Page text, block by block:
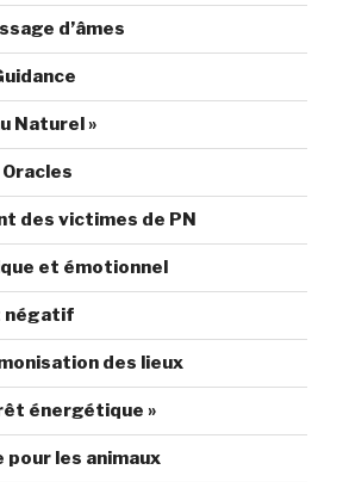
d’âmes
Naturel »
des victimes de PN
et émotionnel
négatif
des lieux
énergétique »
les animaux